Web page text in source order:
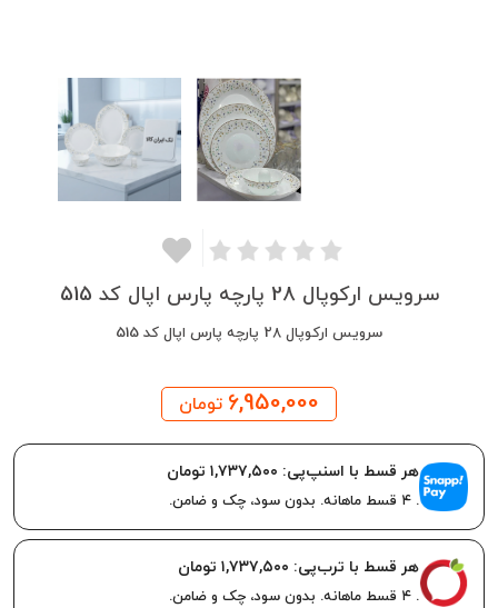
سرویس ارکوپال 28 پارچه پارس اپال کد 515
سرویس ارکوپال 28 پارچه پارس اپال کد 515
6,950,000 تومان
هر قسط با اسنپ‌پی: ۱,۷۳۷,۵۰۰ تومان
. ۴ قسط ماهانه. بدون سود، چک و ضامن.
هر قسط با ترب‌پی: ۱,۷۳۷,۵۰۰ تومان
. ۴ قسط ماهانه. بدون سود، چک و ضامن.